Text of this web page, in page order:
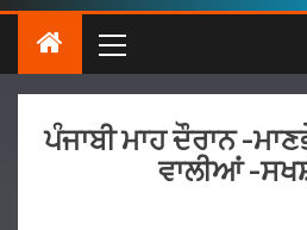
ਪੰਜਾਬੀ ਮਾਹ ਦੌਰਾਨ -
ਵਾਲੀਆਂ -